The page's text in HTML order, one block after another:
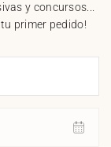
y concursos...
primer pedido!